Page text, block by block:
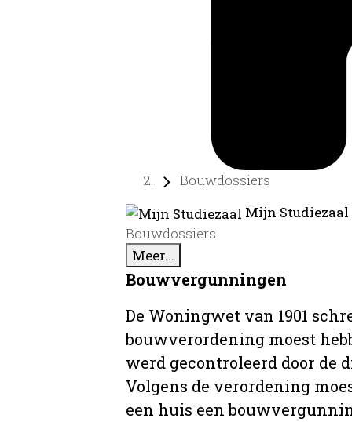
Bouwdossiers
Mijn
Bouwdossiers
Meer...
Bouwvergunningen
De Woningwet van 1901
bouwverordening moest
werd gecontroleerd door de
Volgens de verordening
een huis een